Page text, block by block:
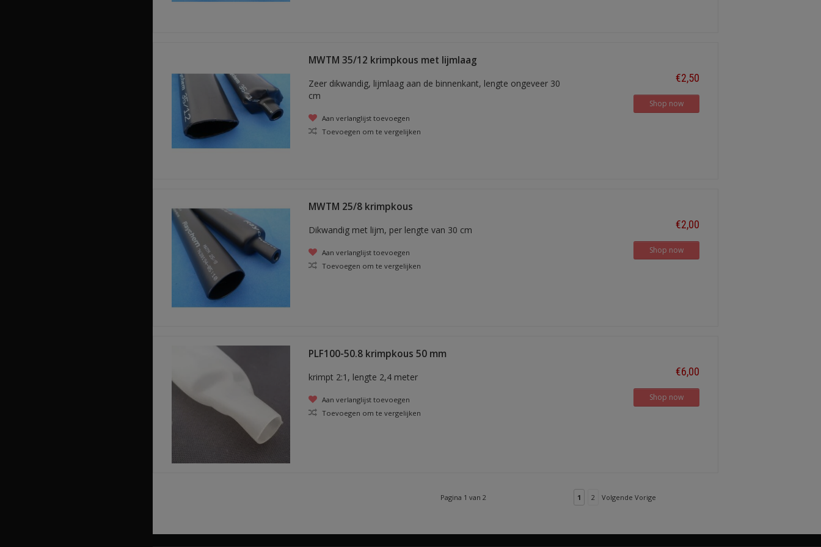
MWTM 35/12 krimpkous met lijmlaag
Zeer dikwandig, lijmlaag aan de binnenkant, lengte ongeveer 30
cm
Aan verlanglijst toevoegen
Toevoegen om te vergelijken
€2,50
Shop now
MWTM 25/8 krimpkous
Dikwandig met lijm, per lengte van 30 cm
Aan verlanglijst toevoegen
Toevoegen om te vergelijken
€2,00
Shop now
PLF100-50.8 krimpkous 50 mm
krimpt 2:1, lengte 2,4 meter
Aan verlanglijst toevoegen
Toevoegen om te vergelijken
€6,00
Shop now
Pagina 1 van 2 1 2 Volgende Vorige